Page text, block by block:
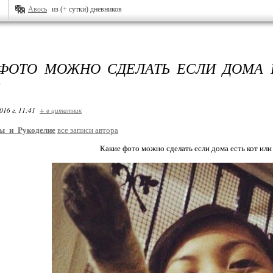
Авось из (+ сутки) дневников
МОЖНО СДЕЛАТЬ ЕСЛИ ДОМА
г. 11:41 + в цитатник
все записи автора
Какие фото можно сделать если дома есть кот